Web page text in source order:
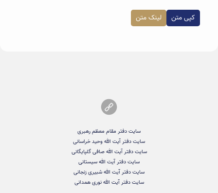
کپی متن لینک متن
سایت دفتر مقام معظم رهبری
سایت دفتر آیت الله وحید خراسانی
سایت دفتر آیت الله صافی گلپایگانی
سایت دفتر آیت الله سیستانی
سایت دفتر آیت الله شبیری زنجانی
سایت دفتر آیت الله نوری همدانی